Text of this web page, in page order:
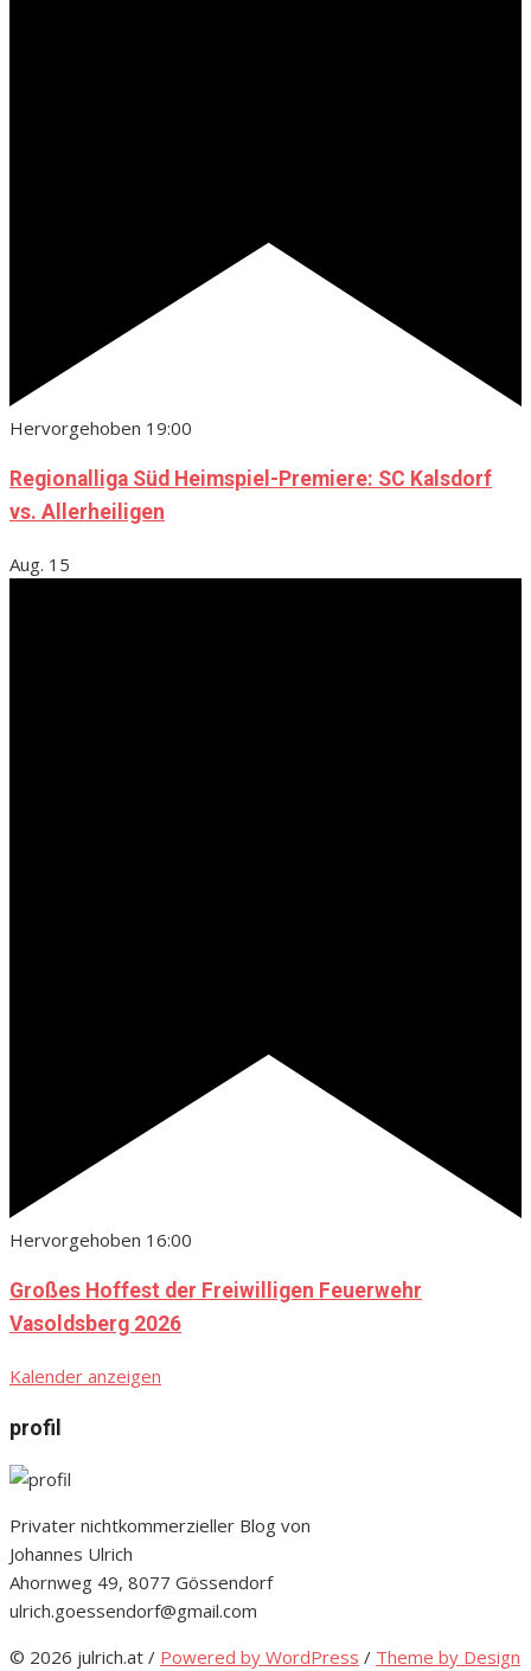
Hervorgehoben 19:00
Regionalliga Süd Heimspiel-Premiere: SC Kalsdorf
vs. Allerheiligen
Aug. 15
Hervorgehoben 16:00
Großes Hoffest der Freiwilligen Feuerwehr
Vasoldsberg 2026
Kalender anzeigen
profil
Privater nichtkommerzieller Blog von
Johannes Ulrich
Ahornweg 49, 8077 Gössendorf
ulrich.goessendorf@gmail.com
© 2026 julrich.at / Powered by WordPress / Theme by Design